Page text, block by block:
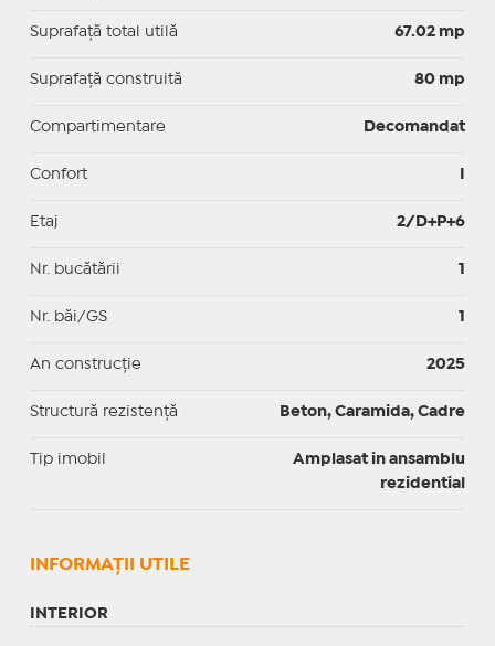
Suprafaţă total utilă 67.02 mp
Suprafaţă construită 80 mp
Compartimentare Decomandat
Confort
Etaj 2/D+P+6
Nr. bucătării 1
Nr. băi/GS 1
An construcție 2025
Structură rezistență Beton, Caramida, Cadre
Tip imobil
Amplasat in ansamblu
rezidential
INFORMAŢII UTILE
INTERIOR